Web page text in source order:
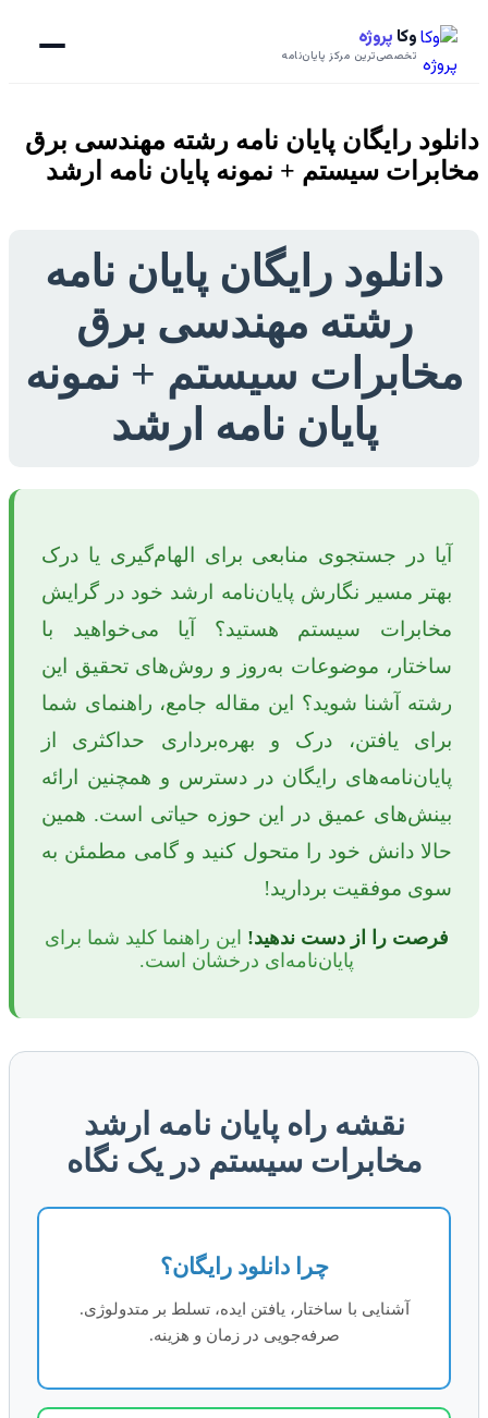
وکا پروژه
تخصصی‌ترین مرکز پایان‌نامه
دانلود رایگان پایان نامه رشته مهندسی برق
مخابرات سیستم + نمونه پایان نامه ارشد
دانلود رایگان پایان نامه
رشته مهندسی برق
مخابرات سیستم + نمونه
پایان نامه ارشد
آیا در جستجوی منابعی برای الهام‌گیری یا درک
بهتر مسیر نگارش پایان‌نامه ارشد خود در گرایش
مخابرات سیستم هستید؟ آیا می‌خواهید با
ساختار، موضوعات به‌روز و روش‌های تحقیق این
رشته آشنا شوید؟ این مقاله جامع، راهنمای شما
برای یافتن، درک و بهره‌برداری حداکثری از
پایان‌نامه‌های رایگان در دسترس و همچنین ارائه
بینش‌های عمیق در این حوزه حیاتی است. همین
حالا دانش خود را متحول کنید و گامی مطمئن به
سوی موفقیت بردارید!
فرصت را از دست ندهید! این راهنما کلید شما برای
پایان‌نامه‌ای درخشان است.
نقشه راه پایان نامه ارشد
مخابرات سیستم در یک نگاه
چرا دانلود رایگان؟
آشنایی با ساختار، یافتن ایده، تسلط بر متدولوژی.
صرفه‌جویی در زمان و هزینه.